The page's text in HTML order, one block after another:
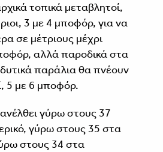
τοπικά μεταβλητοί,
3 με 4 μποφόρ, για να
σε μέτριους μέχρι
αλλά παροδικά στα
παράλια θα πνέουν
5 με 6 μποφόρ.
γύρω στους 37
γύρω στους 35 στα
στους 34 στα